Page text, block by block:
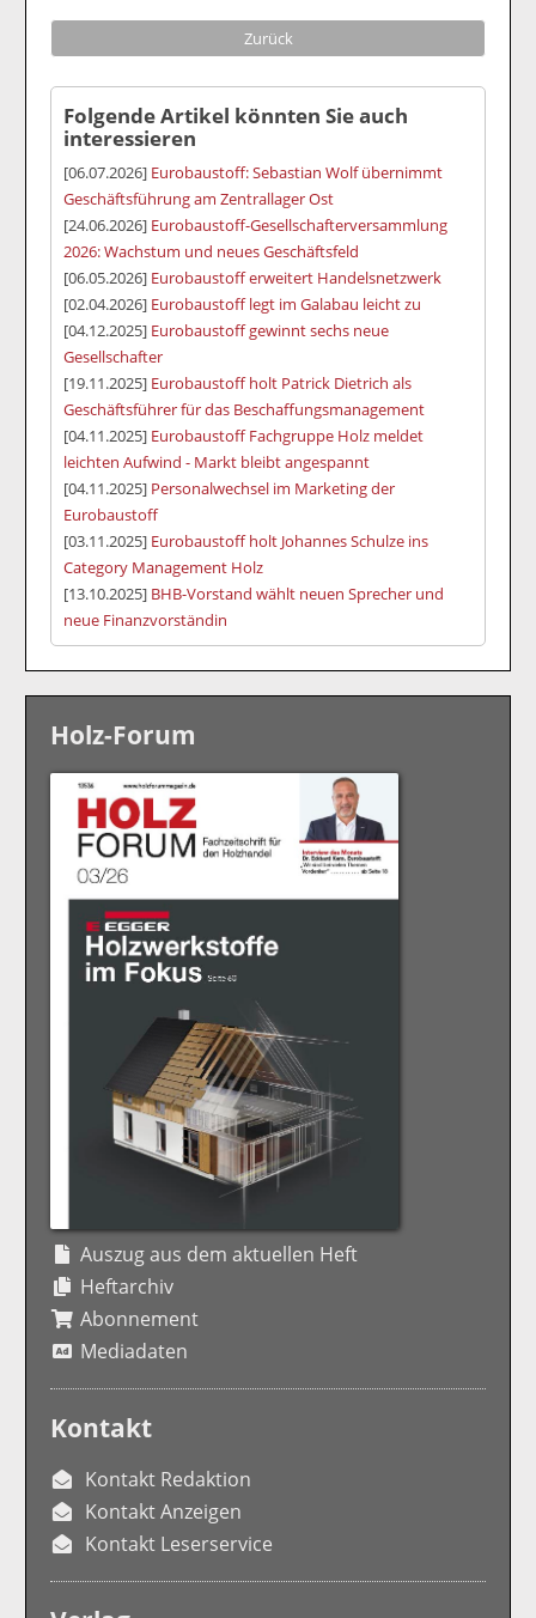
Zurück
Folgende Artikel könnten Sie auch
interessieren
[06.07.2026] Eurobaustoff: Sebastian Wolf übernimmt
Geschäftsführung am Zentrallager Ost
[24.06.2026] Eurobaustoff-Gesellschafterversammlung
2026: Wachstum und neues Geschäftsfeld
[06.05.2026] Eurobaustoff erweitert Handelsnetzwerk
[02.04.2026] Eurobaustoff legt im Galabau leicht zu
[04.12.2025] Eurobaustoff gewinnt sechs neue
Gesellschafter
[19.11.2025] Eurobaustoff holt Patrick Dietrich als
Geschäftsführer für das Beschaffungsmanagement
[04.11.2025] Eurobaustoff Fachgruppe Holz meldet
leichten Aufwind - Markt bleibt angespannt
[04.11.2025] Personalwechsel im Marketing der
Eurobaustoff
[03.11.2025] Eurobaustoff holt Johannes Schulze ins
Category Management Holz
[13.10.2025] BHB-Vorstand wählt neuen Sprecher und
neue Finanzvorständin
Holz-Forum
Auszug aus dem aktuellen Heft
Heftarchiv
Abonnement
Mediadaten
Kontakt
Kontakt Redaktion
Kontakt Anzeigen
Kontakt Leserservice